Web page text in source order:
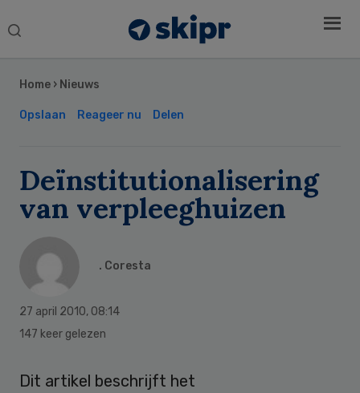
Search
Home › Nieuws
Opslaan Reageer nu Delen
Deïnstitutionalisering
van verpleeghuizen
. Coresta
27 april 2010, 08:14
147 keer gelezen
Dit artikel beschrijft het
Sidebar